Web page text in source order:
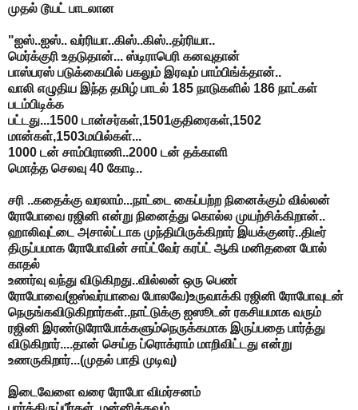
முதல் டூயட் பாடலான
"ஐஸ்..ஐஸ்.. வர்ரியா..கிஸ்..கிஸ்..தர்ரியா..
மெர்க்குரி உதடுதான்... ஸ்டிராபெரி கனவுதான்
பாஸ்பரஸ் படுக்கையில் பகலும் இரவும் பாம்பிங்க்தான்..
வாலி எழுதிய இந்த தமிழ் பாடல் 185 நாடுகளில் 186 நாட்கள்
படம்பிடிக்க
பட்டது...1500 டான்சர்கள்,1501குதிரைகள்,1502
மான்கள்,1503மயில்கள்...
1000 டன் சாம்பிராணி..2000 டன் தக்காளி
மொத்த செலவு 40 கோடி..
சரி ..கதைக்கு வரலாம்...நாட்டை கைப்பற்ற நினைக்கும் வில்லன்
ரோபோவை ரஜினி என்று நினைத்து கொல்ல முயற்சிக்கிறான்..
ஹாலிவுட்டை அசால்ட்டாக முந்தியிருக்கிறார் இயக்குனர்..திடீர்
திருப்பமாக ரோபோவின் சாப்ட்வேர் கரப்ட் ஆகி மனிதனை போல்
காதல்
உணர்வு வந்து விடுகிறது..வில்லன் ஒரு பெண்
ரோபோவை(ஐஸ்வர்யாவை போலவே)உருவாக்கி ரஜினி ரோபோவுடன்
நெருங்கவிடுகிறார்கள்..நாட்டுக்கு ஐஸூடன் ரகசியமாக வரும்
ரஜினி இரண்டுரோபோக்களும்நெருக்கமாக இருப்பதை பார்த்து
விடுகிறார்....தான் செய்த ப்ரொக்ராம் மாறிவிட்டது என்று
உணருகிறார்...(முதல் பாதி முடிவு)
இடைவேளை வரை ரோபோ விமர்சனம்